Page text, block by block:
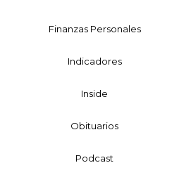
Finanzas Personales
Indicadores
Inside
Obituarios
Podcast